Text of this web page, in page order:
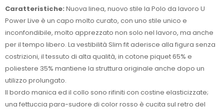
Caratteristiche: Nuova linea, nuovo stile la Polo da lavoro U
Power Live è un capo molto curato, con uno stile unico e
inconfondibile, molto apprezzato non solo nel lavoro, ma anche
per il tempo libero. La vestibilità Slim fit aderisce alla figura senza
costrizioni, il tessuto di alta qualità, in cotone piquet 65% e
poliestere 35% mantiene la struttura originale anche dopo un
utilizzo prolungato.
Il bordo manica ed il collo sono rifiniti con costine elasticizzate;
una fettuccia para-sudore di color rosso è cucita sul retro del